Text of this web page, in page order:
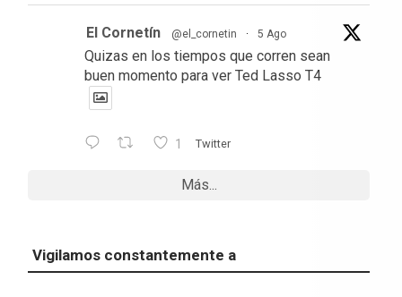
El Cornetín @el_cornetin · 5 Ago
Quizas en los tiempos que corren sean
buen momento para ver Ted Lasso T4
1 Twitter
Más...
Vigilamos constantemente a